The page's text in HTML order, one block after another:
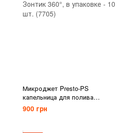
Микроджет Presto-PS
капельница для полива
Зонтик 360°, в упаковке - 10
шт. (7705)
900 грн